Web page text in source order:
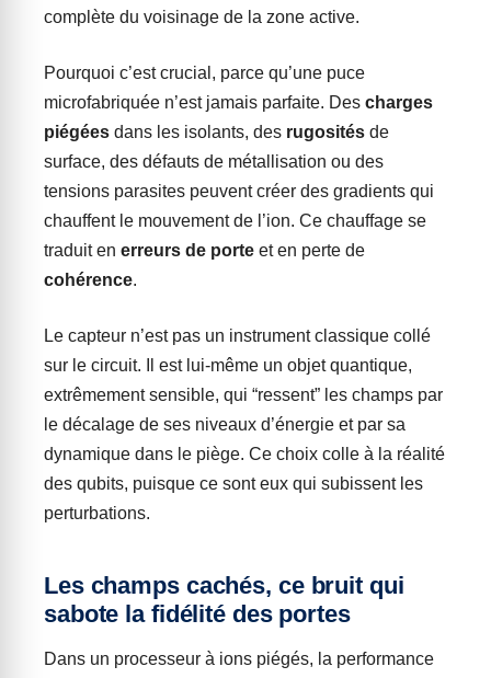
complète du voisinage de la zone active.
Pourquoi c’est crucial, parce qu’une puce
microfabriquée n’est jamais parfaite. Des charges
piégées dans les isolants, des rugosités de
surface, des défauts de métallisation ou des
tensions parasites peuvent créer des gradients qui
chauffent le mouvement de l’ion. Ce chauffage se
traduit en erreurs de porte et en perte de
cohérence.
Le capteur n’est pas un instrument classique collé
sur le circuit. Il est lui-même un objet quantique,
extrêmement sensible, qui “ressent” les champs par
le décalage de ses niveaux d’énergie et par sa
dynamique dans le piège. Ce choix colle à la réalité
des qubits, puisque ce sont eux qui subissent les
perturbations.
Les champs cachés, ce bruit qui
sabote la fidélité des portes
Dans un processeur à ions piégés, la performance